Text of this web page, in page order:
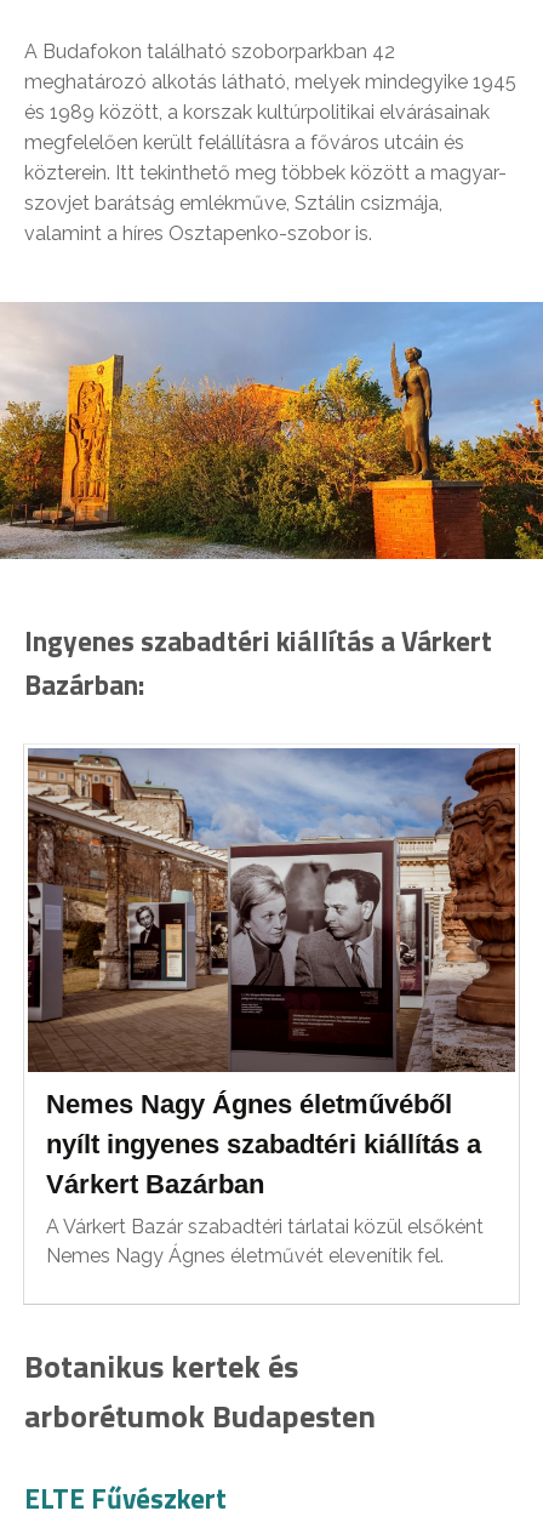
A Budafokon található szoborparkban 42
meghatározó alkotás látható, melyek mindegyike 1945
és 1989 között, a korszak kultúrpolitikai elvárásainak
megfelelően került felállításra a főváros utcáin és
közterein. Itt tekinthető meg többek között a magyar-
szovjet barátság emlékműve, Sztálin csizmája,
valamint a híres Osztapenko-szobor is.
Ingyenes szabadtéri kiállítás a Várkert
Bazárban:
Nemes Nagy Ágnes életművéből
nyílt ingyenes szabadtéri kiállítás a
Várkert Bazárban
A Várkert Bazár szabadtéri tárlatai közül elsőként
Nemes Nagy Ágnes életművét elevenítik fel.
Botanikus kertek és
arborétumok Budapesten
ELTE Fűvészkert